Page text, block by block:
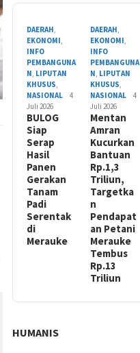
DAERAH
EKONOMI
INFO
PEMBANGUNA
N LIPUTAN
KHUSUS
NASIONAL
4
Juli 2026
BULOG
Siap
Serap
Hasil
Panen
Gerakan
Tanam
Padi
Serentak
di
Merauke
DAERAH
EKONOMI
INFO
PEMBANGUNA
N LIPUTAN
KHUSUS
NASIONAL
4
Juli 2026
Mentan
Amran
Kucurkan
Bantuan
Rp.1,3
Triliun,
Targetka
n
Pendapat
an Petani
Merauke
Tembus
Rp.13
Triliun
HUMANIS